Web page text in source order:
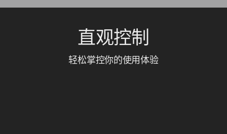
直观控制
轻松掌控你的使用体验